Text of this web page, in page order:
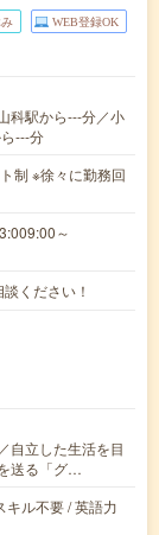
WEB登録OK
科駅から---分／小
---分
制 ※徐々に勤務回
～
ください！
自立した生活を目
送る「グ…
キル不要 / 英語力